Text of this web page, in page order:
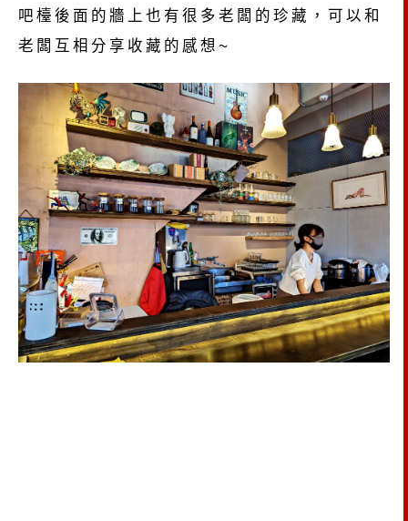
吧檯後面的牆上也有很多老闆的珍藏，可以和
老闆互相分享收藏的感想~